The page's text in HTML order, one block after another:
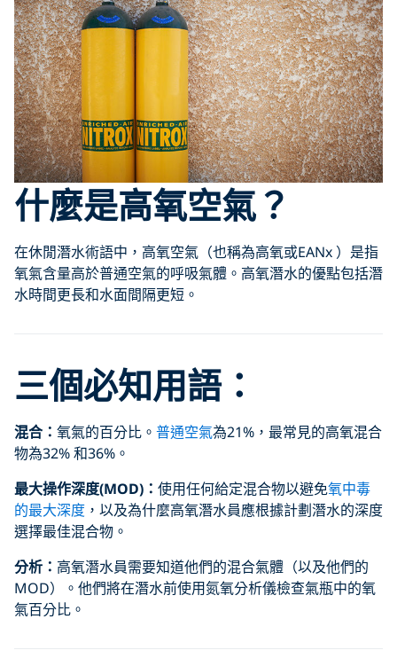
什麼是高氧空氣？
在休閒潛水術語中，高氧空氣（也稱為高氧或EANx ）是指
氧氣含量高於普通空氣的呼吸氣體。高氧潛水的優點包括潛
水時間更長和水面間隔更短。
三個必知用語：
混合： 氧氣的百分比。 普通空氣為21%，最常見的高氧混合
物為32% 和36%。
最大操作深度(MOD)： 使用任何給定混合物以避免氧中毒
的最大深度 ，以及為什麼高氧潛水員應根據計劃潛水的深度
選擇最佳混合物。
分析： 高氧潛水員需要知道他們的混合氣體（以及他們的
MOD）。他們將在潛水前使用氮氧分析儀檢查氣瓶中的氧
氣百分比。